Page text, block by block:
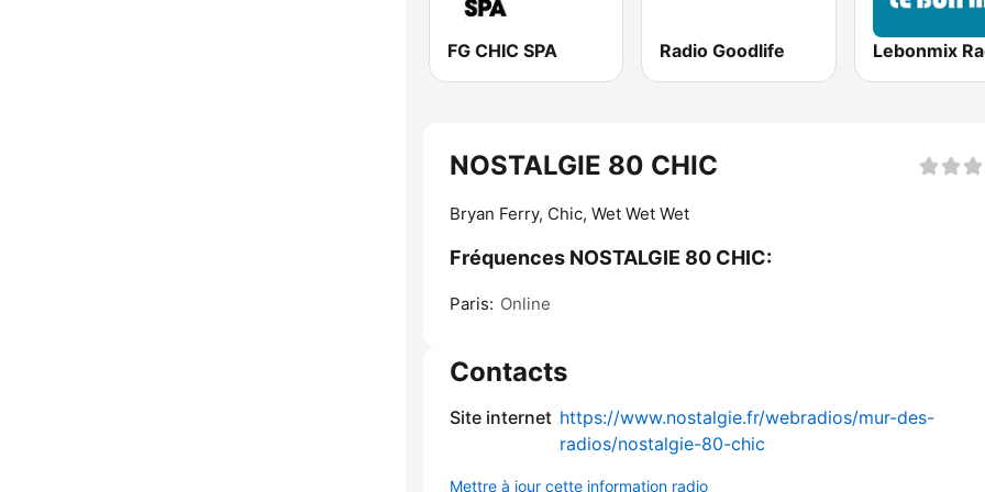
FG CHIC SPA Radio Goodlife Lebonmix
NOSTALGIE 80 CHIC
Bryan Ferry, Chic, Wet Wet Wet
Fréquences NOSTALGIE 80 CHIC:
Paris: Online
Contacts
Site internet https://www.nostalgie.fr/webradios/mur-des-
radios/nostalgie-80-chic
Mettre à jour cette information radio